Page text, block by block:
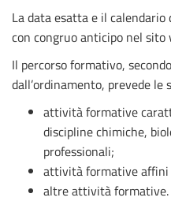
La data esatta e il
con congruo anticipo nel sito
Il percorso formativo,
dall’ordinamento, prevede
attività formative
discipline chimiche,
professionali;
attività formative affini
altre attività formative.